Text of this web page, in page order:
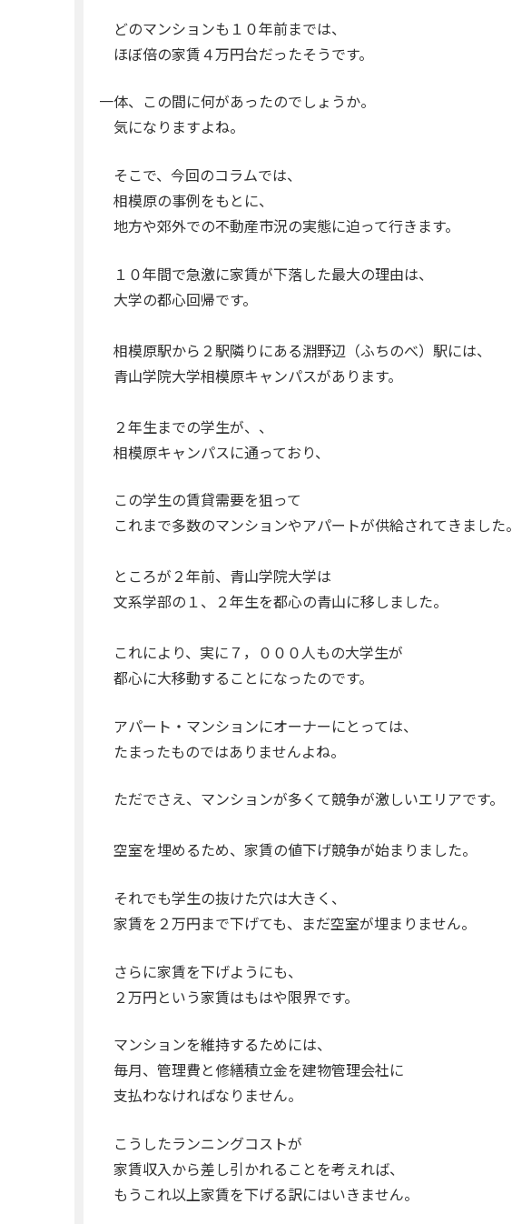
どのマンションも１０年前までは、
ほぼ倍の家賃４万円台だったそうです。
一体、この間に何があったのでしょうか。
気になりますよね。
そこで、今回のコラムでは、
相模原の事例をもとに、
地方や郊外での不動産市況の実態に迫って行きます。
１０年間で急激に家賃が下落した最大の理由は、
大学の都心回帰です。
相模原駅から２駅隣りにある淵野辺（ふちのべ）駅には、
青山学院大学相模原キャンパスがあります。
２年生までの学生が、、
相模原キャンパスに通っており、
この学生の賃貸需要を狙って
これまで多数のマンションやアパートが供給されてきました。
ところが２年前、青山学院大学は
文系学部の１、２年生を都心の青山に移しました。
これにより、実に７，０００人もの大学生が
都心に大移動することになったのです。
アパート・マンションにオーナーにとっては、
たまったものではありませんよね。
ただでさえ、マンションが多くて競争が激しいエリアです。
空室を埋めるため、家賃の値下げ競争が始まりました。
それでも学生の抜けた穴は大きく、
家賃を２万円まで下げても、まだ空室が埋まりません。
さらに家賃を下げようにも、
２万円という家賃はもはや限界です。
マンションを維持するためには、
毎月、管理費と修繕積立金を建物管理会社に
支払わなければなりません。
こうしたランニングコストが
家賃収入から差し引かれることを考えれば、
もうこれ以上家賃を下げる訳にはいきません。